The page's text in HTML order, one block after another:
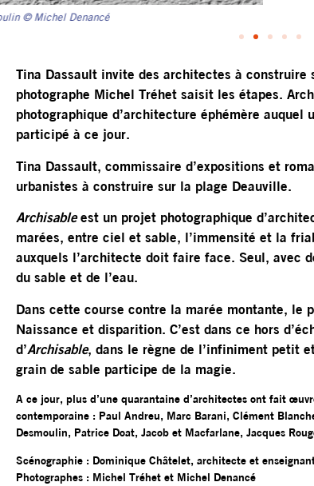
Tina Dassault invite des architectes à construire
photographe Michel Tréhet saisit les étapes.
photographique d’architecture éphémère auquel
participé à ce jour.
Tina Dassault, commissaire d’expositions et
urbanistes à construire sur la plage Deauville.
Archisableest un projet photographique
marées, entre ciel et sable, l’immensité et la
auxquels l’architecte doit faire face. Seul, avec
du sable et de l’eau.
Dans cette course contre la marée montante, le
Naissance et disparition. C’est dans ce hors
d’Archisable, dans le règne de l’infiniment petit
grain de sable participe de la magie.
A ce jour, plus d’une quarantaine d’architectes ont fait
contemporaine : Paul Andreu, Marc Barani, Clément
Desmoulin, Patrice Doat, Jacob et Macfarlane, Jacques
Scénographie : Dominique Châtelet, architecte et
Photographes : Michel Tréhet et Michel Denancé